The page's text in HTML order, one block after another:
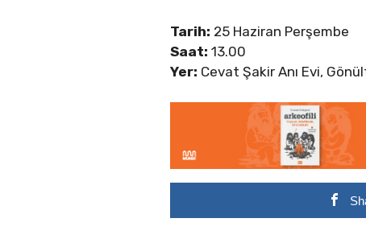
Tarih: 25 Haziran Perşembe
Saat: 13.00
Yer: Cevat Şakir Anı Evi,